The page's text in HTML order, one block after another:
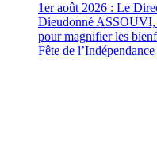
1er août 2026 : Le
Dieudonné ASSOUVI,
pour magnifier les
Fête de